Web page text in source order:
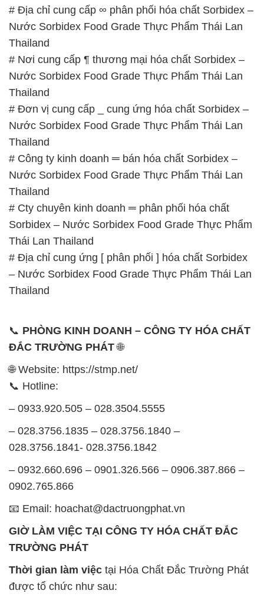
# Địa chỉ cung cấp ∞ phân phối hóa chất Sorbidex –
Nước Sorbidex Food Grade Thực Phẩm Thái Lan
Thailand
# Nơi cung cấp ¶ thương mại hóa chất Sorbidex –
Nước Sorbidex Food Grade Thực Phẩm Thái Lan
Thailand
# Đơn vị cung cấp _ cung ứng hóa chất Sorbidex –
Nước Sorbidex Food Grade Thực Phẩm Thái Lan
Thailand
# Công ty kinh doanh ═ bán hóa chất Sorbidex –
Nước Sorbidex Food Grade Thực Phẩm Thái Lan
Thailand
# Cty chuyên kinh doanh ═ phân phối hóa chất
Sorbidex – Nước Sorbidex Food Grade Thực Phẩm
Thái Lan Thailand
# Địa chỉ cung ứng [ phân phối ] hóa chất Sorbidex
– Nước Sorbidex Food Grade Thực Phẩm Thái Lan
Thailand
📞 PHÒNG KINH DOANH – CÔNG TY HÓA CHẤT
ĐẮC TRƯỜNG PHÁT🌐
🌐 Website: https://stmp.net/
📞 Hotline:
– 0933.920.505 – 028.3504.5555
– 028.3756.1835 – 028.3756.1840 –
028.3756.1841- 028.3756.1842
– 0932.660.696 – 0901.326.566 – 0906.387.866 –
0902.765.866
📧 Email: hoachat@dactruongphat.vn
GIỜ LÀM VIỆC TẠI CÔNG TY HÓA CHẤT ĐẮC
TRƯỜNG PHÁT
Thời gian làm việc tại Hóa Chất Đắc Trường Phát
được tổ chức như sau: